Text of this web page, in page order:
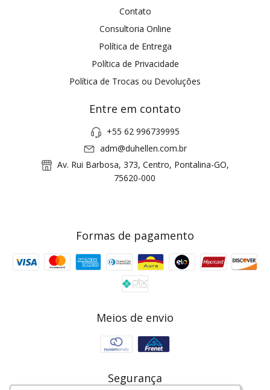
Contato
Consultoria Online
Política de Entrega
Política de Privacidade
Política de Trocas ou Devoluções
Entre em contato
+55 62 996739995
adm@duhellen.com.br
Av. Rui Barbosa, 373, Centro, Pontalina-GO,
75620-000
Formas de pagamento
Meios de envio
Segurança